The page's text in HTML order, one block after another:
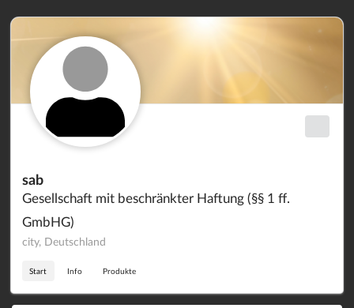
sab
Gesellschaft mit beschränkter Haftung (§§ 1 ff.
GmbHG)
city, Deutschland
Start Info Produkte